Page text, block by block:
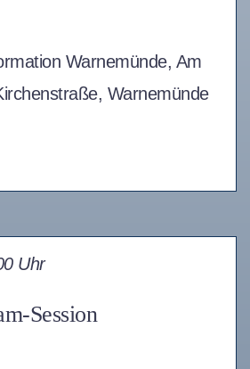
Warnemünde, Am
Warnemünde
Session
Uhr